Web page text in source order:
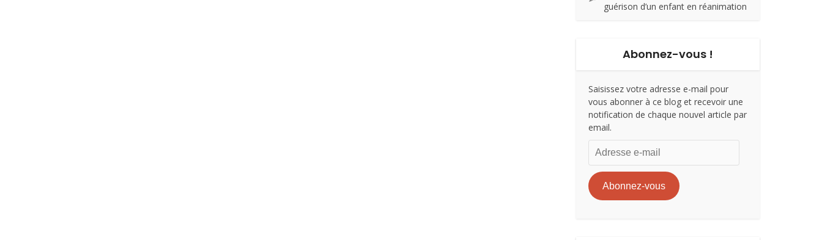
guérison d’un enfant en réanimation
Abonnez-vous !
Saisissez votre adresse e-mail pour
vous abonner à ce blog et recevoir une
notification de chaque nouvel article par
email.
Adresse
e-
mail
Abonnez-vous